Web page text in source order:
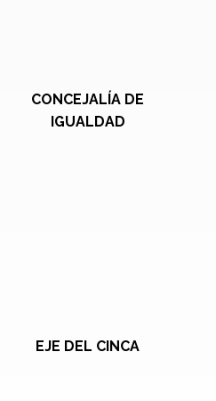
CONCEJALÍA DE
IGUALDAD
EJE DEL CINCA